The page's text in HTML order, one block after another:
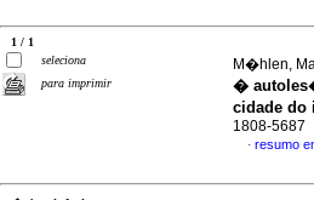
1 / 1
seleciona
para imprimir
M�hlen,
�
cidade
1808-5687
· resumo